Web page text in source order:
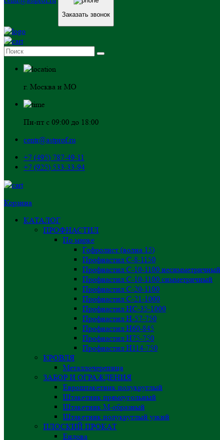
Заказать звонок
г. Москва и МО
Пн-пт с 09:00 до 18:00
centr@astprof.ru
+7 (495) 787-49-11
+7 (925) 533-33-94
Корзина
КАТАЛОГ
ПРОФНАСТИЛ
По марке
Гофролист (волна 15)
Профнастил С-8-1150
Профнастил С-10-1100 несимметричный
Профнастил С-10-1100 симметричный
Профнастил С-20-1100
Профнастил С-21-1000
Профнастил НС-35-1000
Профнастил H-57-750
Профнастил Н60-845
Профнастил Н75-750
Профнастил Н114-750
КРОВЛЯ
Металлочерепица
ЗАБОР И ОГРАЖДЕНИЯ
Евроштакетник полукруглый
Штакетник прямоугольный
Штакетник М-образный
Штакетник полукруглый узкий
ПЛОСКИЙ ПРОКАТ
Ендова